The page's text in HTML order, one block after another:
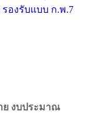
องรับแบบ ก.พ.7
ย งบประมาณ